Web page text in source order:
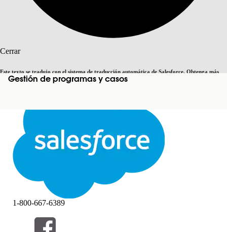
Cerrar
Este texto se tradujo con el sistema de traducción automática de Salesforce. Obtenga más
detallesaquí. Cambiar a inglés Ahora no
Cerrar Cerrar
Gestión de programas y casos
Buscar
Filtros (0)
1-800-667-6389